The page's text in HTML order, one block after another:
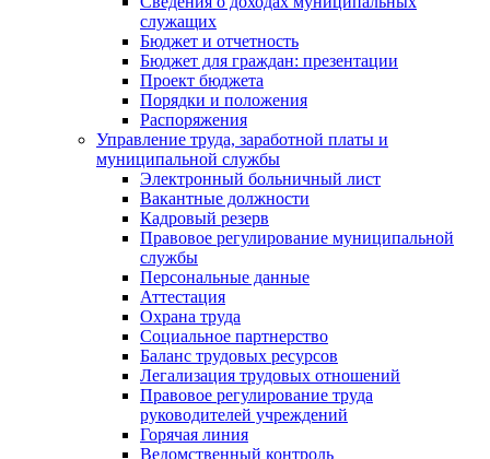
служащих
Бюджет и отчетность
Бюджет для граждан: презентации
Проект бюджета
Порядки и положения
Распоряжения
Управление труда, заработной платы и
муниципальной службы
Электронный больничный лист
Вакантные должности
Кадровый резерв
Правовое регулирование муниципальной
службы
Персональные данные
Аттестация
Охрана труда
Социальное партнерство
Баланс трудовых ресурсов
Легализация трудовых отношений
Правовое регулирование труда
руководителей учреждений
Горячая линия
Ведомственный контроль